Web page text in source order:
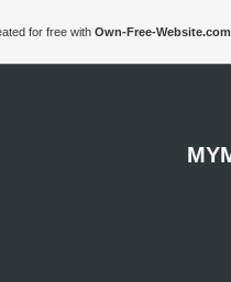
for free with Own-Free-Website.com